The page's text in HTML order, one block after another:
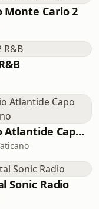
Monte Carlo 2
Radio Atlantide Capo Vaticano
Sonic Radio